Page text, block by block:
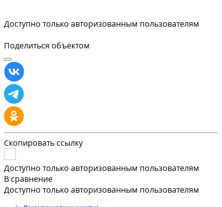
Доступно только авторизованным пользователям
Поделиться объектом
Скопировать ссылку
Доступно только авторизованным пользователям
В сравнение
Доступно только авторизованным пользователям